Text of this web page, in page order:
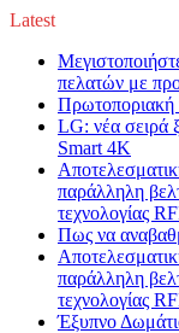
Latest
πελατών με
Πρωτοποριακή
LG: νέα σειρά
Smart 4K
παράλληλη
τεχνολογίας
Πως να
παράλληλη
τεχνολογίας
Έξυπνο